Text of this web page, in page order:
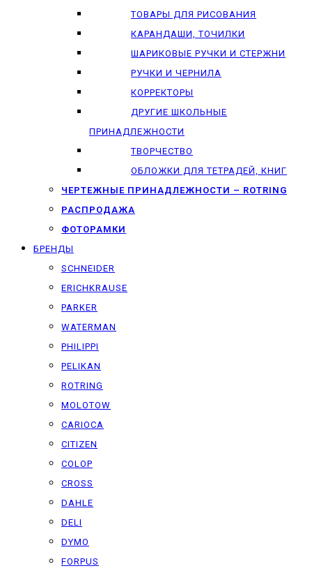
ТОВАРЫ ДЛЯ РИСОВАНИЯ
КАРАНДАШИ, ТОЧИЛКИ
ШАРИКОВЫЕ РУЧКИ И СТЕРЖНИ
РУЧКИ И ЧЕРНИЛА
КОРРЕКТОРЫ
ДРУГИЕ ШКОЛЬНЫЕ
ПРИНАДЛЕЖНОСТИ
ТВОРЧЕСТВО
ОБЛОЖКИ ДЛЯ ТЕТРАДЕЙ, КНИГ
ЧЕРТЕЖНЫЕ ПРИНАДЛЕЖНОСТИ – ROTRING
РАСПРОДАЖА
ФОТОРАМКИ
БРЕНДЫ
SCHNEIDER
ERICHKRAUSE
PARKER
WATERMAN
PHILIPPI
PELIKAN
ROTRING
MOLOTOW
CARIOCA
CITIZEN
COLOP
CROSS
DAHLE
DELI
DYMO
FORPUS